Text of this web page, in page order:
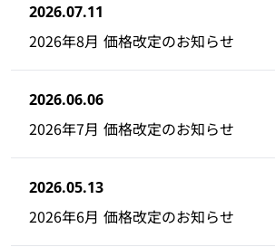
2026.07.11
2026年8月 価格改定のお知らせ
2026.06.06
2026年7月 価格改定のお知らせ
2026.05.13
2026年6月 価格改定のお知らせ